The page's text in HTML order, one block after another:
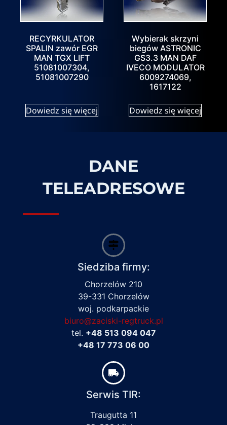
RECYRKULATOR
SPALIN zawór EGR
MAN TGX LIFT
51081007304,
51081007290
Dowiedz się więcej
Wybierak skrzyni
biegów ASTRONIC
GS3.3 MAN DAF
IVECO MODULATOR
6009274069,
1617122
Dowiedz się więcej
DANE
TELEADRESOWE
Siedziba firmy:
Chorzelów 210
39-331 Chorzelów
woj. podkarpackie
biuro@zaciski-regtruck.pl
tel. +48 513 094 047
+48 17 773 06 00
Serwis TIR:
Traugutta 11